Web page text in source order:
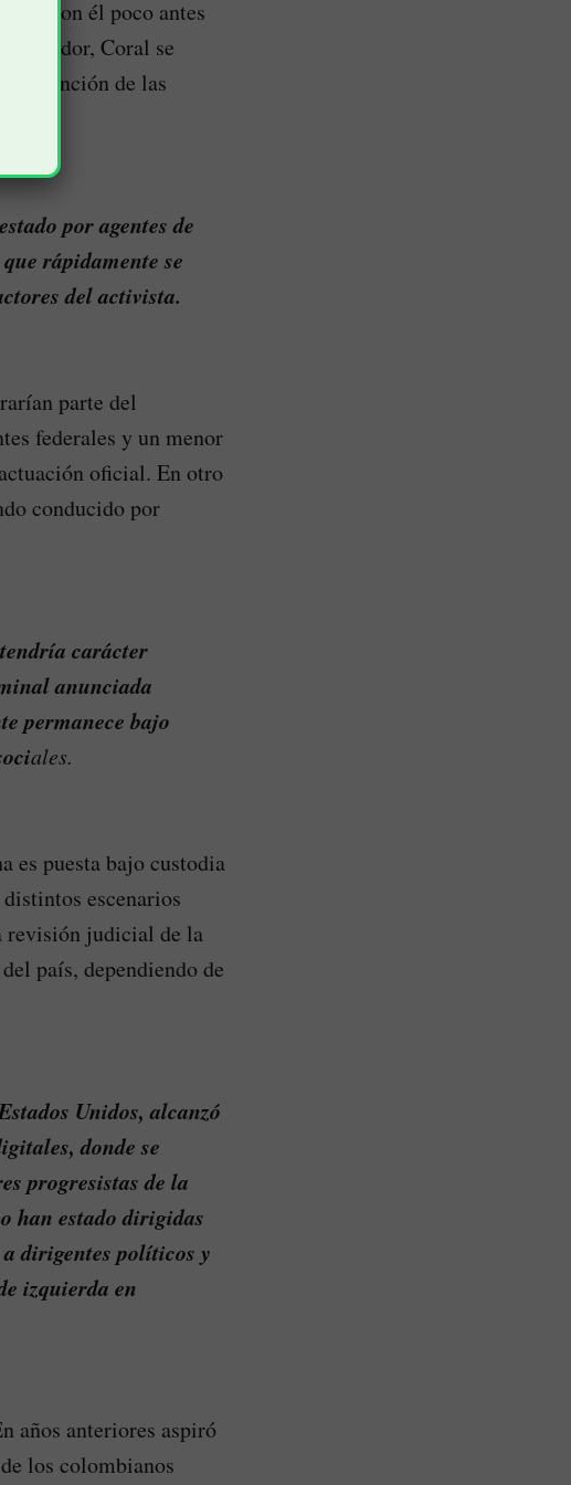
con él poco antes
Coral se
de las
por agentes de
rápidamente se
del activista.
parte del
federales y un menor
oficial. En otro
conducido por
carácter
anunciada
permanece bajo
ales.
es puesta bajo custodia
escenarios
revisión judicial de la
país, dependiendo de
Unidos, alcanzó
donde se
progresistas de la
han estado dirigidas
dirigentes políticos y
izquierda en
años anteriores aspiró
los colombianos